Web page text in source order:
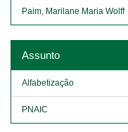
Paim, Marilane Maria Wolff
Assunto
Alfabetização
PNAIC